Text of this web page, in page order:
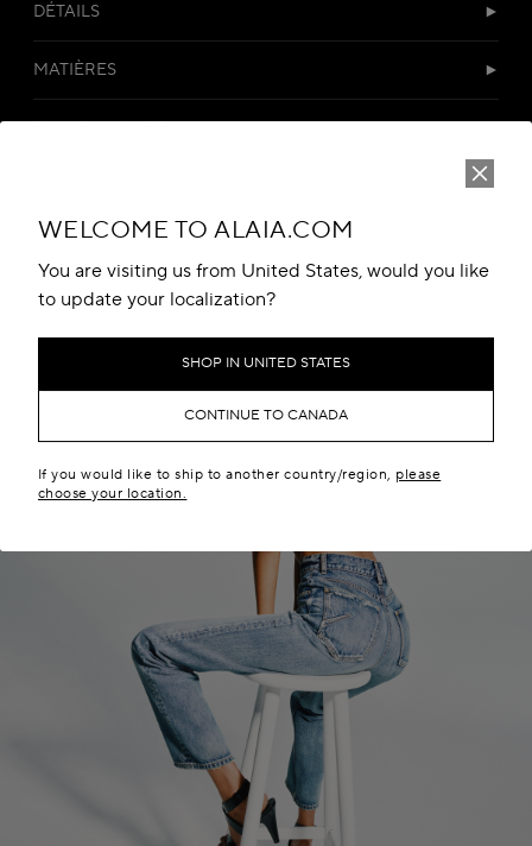
WELCOME TO ALAIA.COM
You are visiting us from United States, would you like
to update your localization?
SHOP IN UNITED STATES
CONTINUE TO CANADA
If you would like to ship to another country/region, please
choose your location.
DÉTAILS
MATIÈRES
TAILLE & COUPE
SERVICE CLIENT